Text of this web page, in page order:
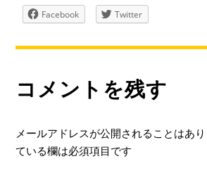
Facebook
Twitter
コメントを残す
メールアドレスが公開されることはあり
ている欄は必須項目です